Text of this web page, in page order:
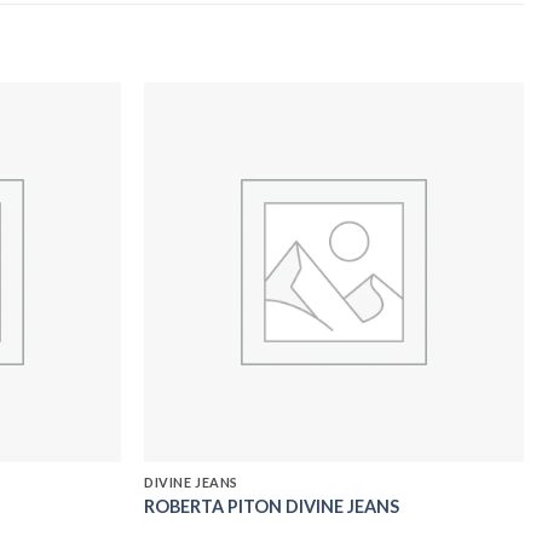
DIVINE JEANS
ROBERTA PITON DIVINE JEANS